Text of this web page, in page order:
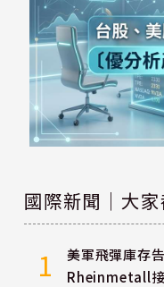
國際新聞｜大
1
美軍飛彈庫存
Rheinmetall